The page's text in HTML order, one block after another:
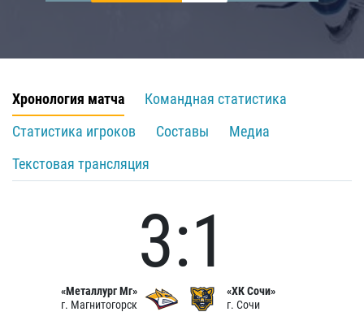
Хронология матча
Командная статистика
Статистика игроков
Составы
Медиа
Текстовая трансляция
«Металлург Мг»
г. Магнитогорск
3:1
«ХК Сочи»
г. Сочи